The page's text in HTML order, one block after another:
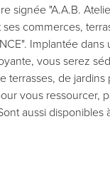
signée "A.A.B.
commerces,
Implantée
vous serez
terrasses, de jardins
vous ressourcer,
aussi disponibles